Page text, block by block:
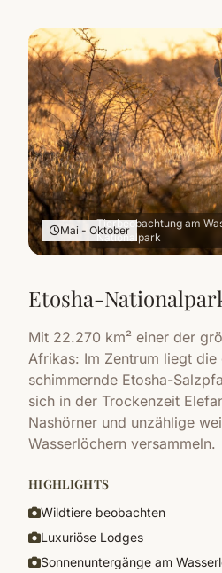
Tierbeobachtung am
Nationalpark
Mai - Oktober
Etosha-
Mit 22.270 km² einer der
Afrikas: Im Zentrum liegt die
schimmernde Etosha-
sich in der Trockenzeit
Nashörner und unzählige
Wasserlöchern versammeln.
HIGHLIGHTS
Wildtiere beobachten
Luxuriöse Lodges
Sonnenuntergänge am